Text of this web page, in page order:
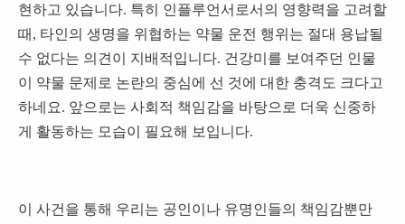
현하고 있습니다. 특히 인플루언서로서의 영향력을 고려할
때, 타인의 생명을 위협하는 약물 운전 행위는 절대 용납될
수 없다는 의견이 지배적입니다. 건강미를 보여주던 인물
이 약물 문제로 논란의 중심에 선 것에 대한 충격도 크다고
하네요. 앞으로는 사회적 책임감을 바탕으로 더욱 신중하
게 활동하는 모습이 필요해 보입니다.
이 사건을 통해 우리는 공인이나 유명인들의 책임감뿐만